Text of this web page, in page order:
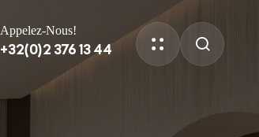
Appelez-Nous!
+32(0)2 376 13 44